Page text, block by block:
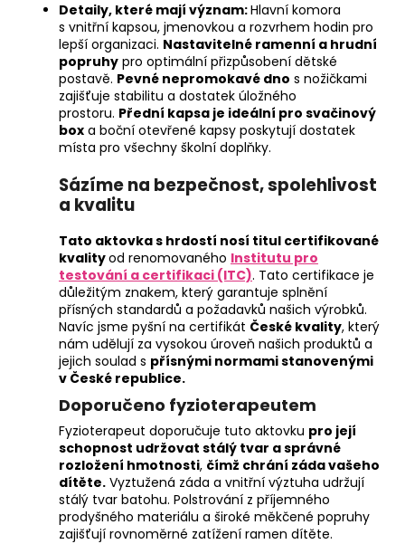
Detaily, které mají význam:Hlavní komora
s vnitřní kapsou, jmenovkou a rozvrhem hodin pro
lepší organizaci. Nastavitelné ramenní a hrudní
popruhy pro optimální přizpůsobení dětské
postavě. Pevné nepromokavé dno s nožičkami
zajišťuje stabilitu a dostatek úložného
prostoru. Přední kapsa je ideální pro svačinový
box a boční otevřené kapsy poskytují dostatek
místa pro všechny školní doplňky.
Sázíme na bezpečnost, spolehlivost
a kvalitu
Tato aktovka s hrdostí nosí titul certifikované
kvalityod renomovaného Institutu pro
testování a certifikaci (ITC). Tato certifikace je
důležitým znakem, který garantuje splnění
přísných standardů a požadavků našich výrobků.
Navíc jsme pyšní na certifikát České kvality, který
nám udělují za vysokou úroveň našich produktů a
jejich soulad s přísnými normami stanovenými
v České republice.
Doporučeno fyzioterapeutem
Fyzioterapeut doporučuje tuto aktovku pro její
schopnost udržovat stálý tvar a správné
rozložení hmotnosti, čímž chrání záda vašeho
dítěte. Vyztužená záda a vnitřní výztuha udržují
stálý tvar batohu. Polstrování z příjemného
prodyšného materiálu a široké měkčené popruhy
zajišťují rovnoměrné zatížení ramen dítěte.